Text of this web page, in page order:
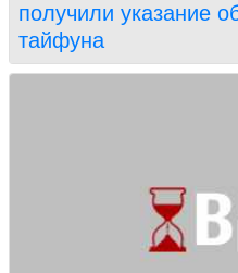
получили указание
тайфуна